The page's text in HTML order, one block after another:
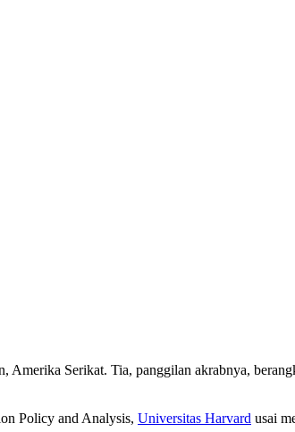
Amerika Serikat. Tia, panggilan akrabnya,
Policy and Analysis, Universitas Harvard usai